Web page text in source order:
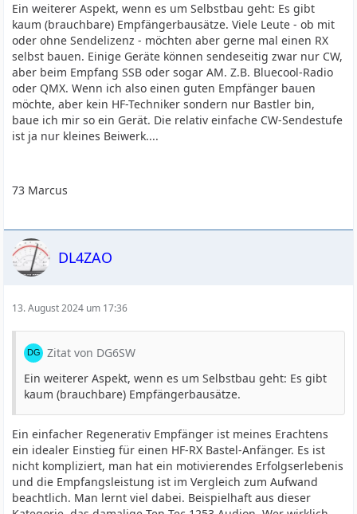
Ein weiterer Aspekt, wenn es um Selbstbau geht: Es gibt
kaum (brauchbare) Empfängerbausätze. Viele Leute - ob mit
oder ohne Sendelizenz - möchten aber gerne mal einen RX
selbst bauen. Einige Geräte können sendeseitig zwar nur CW,
aber beim Empfang SSB oder sogar AM. Z.B. Bluecool-Radio
oder QMX. Wenn ich also einen guten Empfänger bauen
möchte, aber kein HF-Techniker sondern nur Bastler bin,
baue ich mir so ein Gerät. Die relativ einfache CW-Sendestufe
ist ja nur kleines Beiwerk....
73 Marcus
DL4ZAO
13. August 2024 um 17:36
Zitat von DG6SW
Ein weiterer Aspekt, wenn es um Selbstbau geht: Es gibt
kaum (brauchbare) Empfängerbausätze.
Ein einfacher Regenerativ Empfänger ist meines Erachtens
ein idealer Einstieg für einen HF-RX Bastel-Anfänger. Es ist
nicht kompliziert, man hat ein motivierendes Erfolgserlebenis
und die Empfangsleistung ist im Vergleich zum Aufwand
beachtlich. Man lernt viel dabei. Beispielhaft aus dieser